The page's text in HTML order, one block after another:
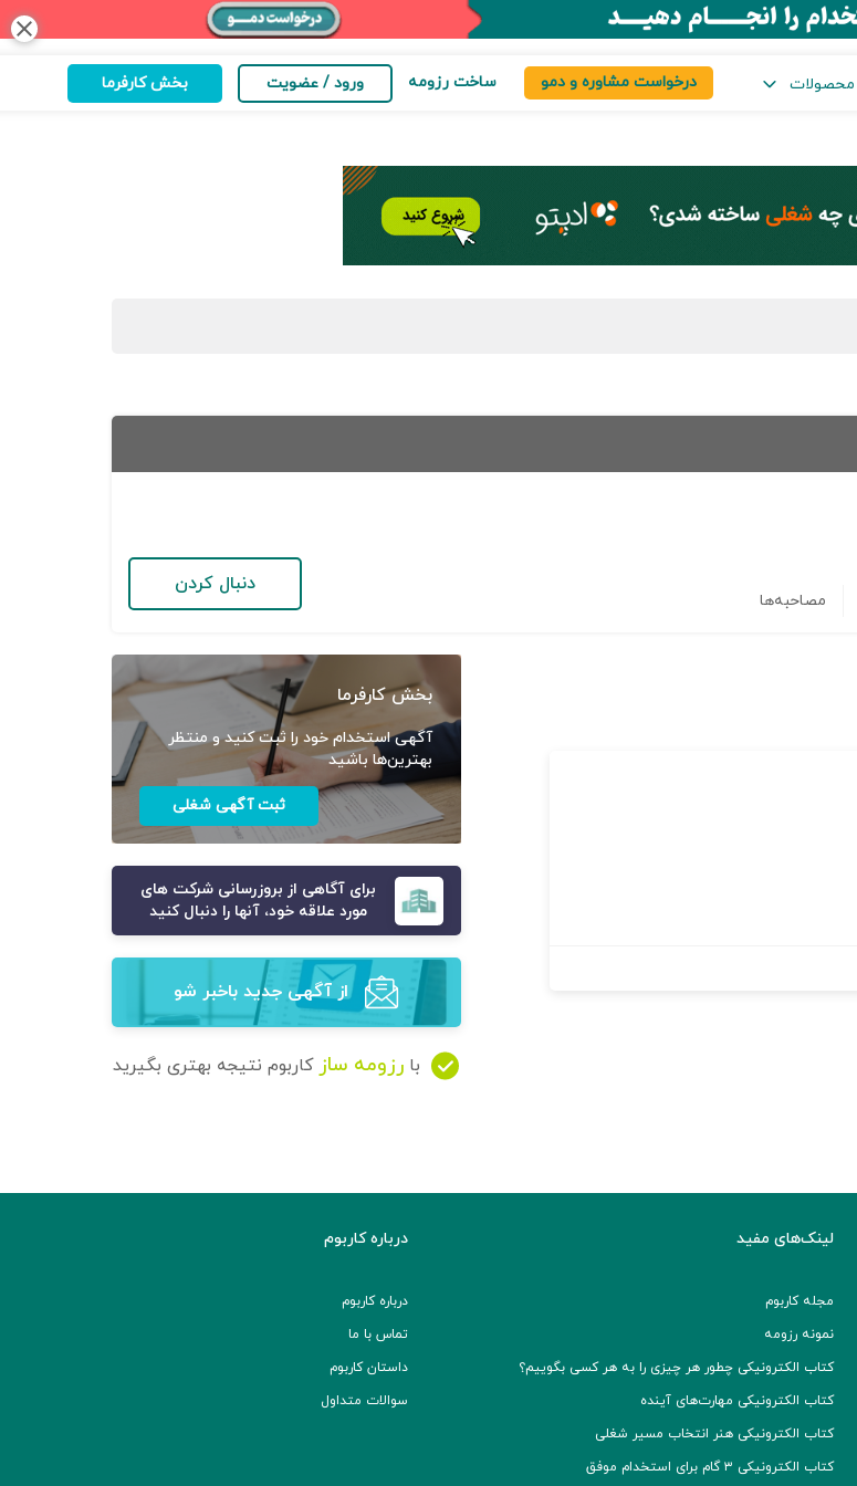
close
محصولات درخواست مشاوره و دمو ساخت رزومه ورود / عضویت بخش کارفرما
مصاحبه‌ها
دنبال کردن
بخش کارفرما
آگهی استخدام خود را ثبت کنید و منتظر
بهترین‌ها باشید
ثبت آگهی شغلی
برای آگاهی از بروزرسانی شرکت های
مورد علاقه خود، آنها را دنبال کنید
از آگهی‌ جدید باخبر شو
با رزومه ساز کاربوم نتیجه بهتری بگیرید
لینک‌های مفید
مجله کاربوم
نمونه رزومه
کتاب الکترونیکی چطور هر چیزی را به هر کسی بگوییم؟
کتاب الکترونیکی مهارت‌های آینده
کتاب الکترونیکی هنر انتخاب مسیر شغلی
کتاب الکترونیکی ۳ گام برای استخدام موفق
درباره کاربوم
درباره کاربوم
تماس با ما
داستان کاربوم
سوالات متداول